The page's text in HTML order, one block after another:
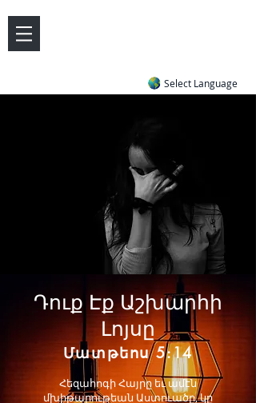
Select Language
Դուք Էք Աշխարհի
Լոյսը
Մատթեոս 5:14
Հեզահոգի Հայրը եւ ամէն
մխիթարութեան Աստուածը, կը